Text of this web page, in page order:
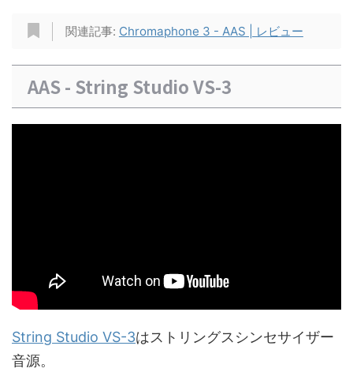
関連記事: Chromaphone 3 - AAS | レビュー
AAS - String Studio VS-3
String Studio VS-3はストリングスシンセサイザー
音源。